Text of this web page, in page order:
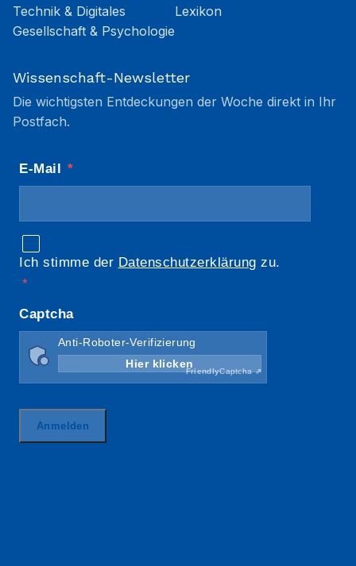
Technik & Digitales
Gesellschaft & Psychologie
Lexikon
Wissenschaft-Newsletter
Die wichtigsten Entdeckungen der Woche direkt in Ihr
Postfach.